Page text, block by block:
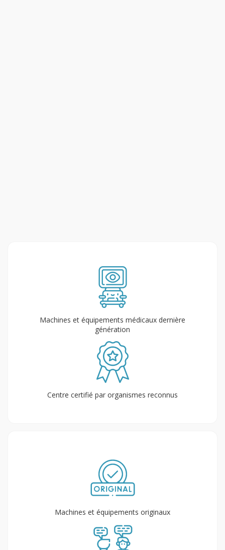
Machines et équipements médicaux dernière
génération
Centre certifié par organismes reconnus
Machines et équipements originaux